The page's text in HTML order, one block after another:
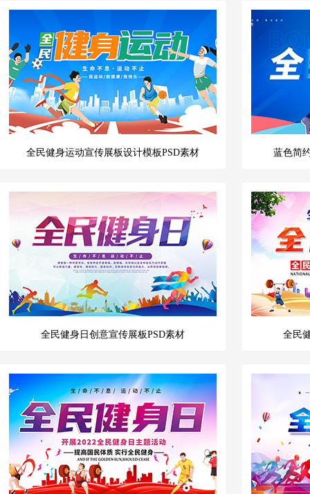
全民健身运动宣传展板设计模板PSD素材 蓝色简
全民健身日创意宣传展板PSD素材 全民